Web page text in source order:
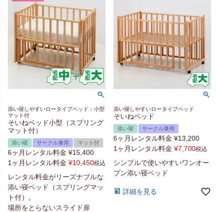
添い寝しやすいロータイプベッド：小型
マット付
そいねベッド小型（スプリング
マット付）
添い寝 サークル兼用 マット付
6ヶ月レンタル料金 ¥15,400
1ヶ月レンタル料金 ¥10,450税込
レンタル料金がリーズナブルな
添い寝ベッド（スプリングマッ
ト付）。
場所をとらないスライド扉
添い寝しやすいロータイプベッド
そいねベッド
添い寝 サークル兼用
6ヶ月レンタル料金 ¥13,200
1ヶ月レンタル料金 ¥7,700税込
シンプルで使いやすいワンオー
プン添い寝ベッド
詳細を見る